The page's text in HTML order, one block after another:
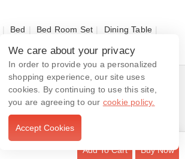
Bed Bed Room Set
Dining Table
© 2026 Dewan Furniture
We care about your privacy
In order to provide you a personalized
shopping experience, our site uses
cookies. By continuing to use this site,
you are agreeing to our cookie policy.
Accept Cookies
Add To Cart Buy Now
Contact us